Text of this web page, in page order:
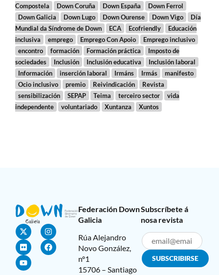
Compostela
Down Coruña Down España
Down Ferrol
Down Galicia
Down Lugo Down Ourense Down Vigo
Día
Mundial da Síndrome de Down
ECA Ecofriendly
Educación
inclusiva
emprego Emprego Con Apoio
Emprego inclusivo
encontro
formación Formación práctica
Imposto de
sociedades
Inclusión Inclusión educativa
Inclusión laboral
Información
inserción laboral Irmáns Irmás
manifesto
Ocio inclusivo
premio Reivindicación
Revista
sensibilización
SEPAP Teima terceiro sector
vida
independente
voluntariado Xuntanza Xuntos
Federación Down
Galicia
Rúa Alejandro
Novo González,
nº1
15706 – Santiago
Subscríbete á
nosa revista